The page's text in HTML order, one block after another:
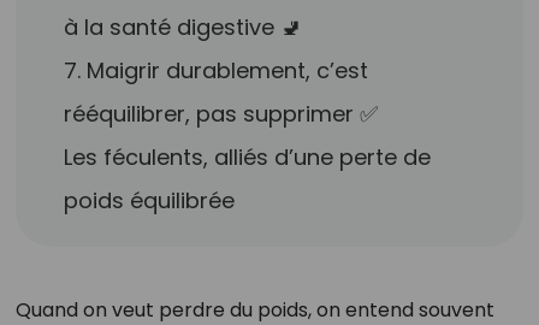
à la santé digestive 🚽
7. Maigrir durablement, c’est
rééquilibrer, pas supprimer ✅
Les féculents, alliés d’une perte de
poids équilibrée
Quand on veut perdre du poids, on entend souvent